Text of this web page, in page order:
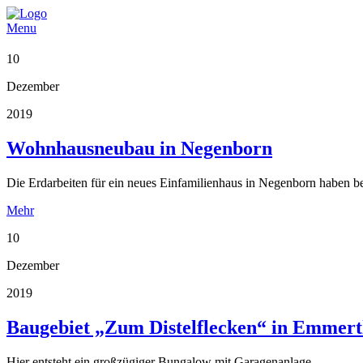
Menu
10
Dezember
2019
Wohnhausneubau in Negenborn
Die Erdarbeiten für ein neues Einfamilienhaus in Negenborn haben
Mehr
10
Dezember
2019
Baugebiet „Zum Distelflecken“ in